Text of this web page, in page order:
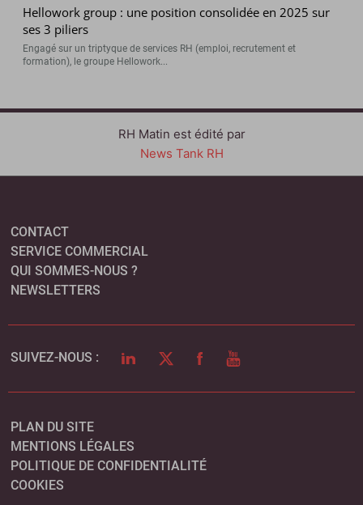
Hellowork group : une position consolidée en 2025 sur
ses 3 piliers
Engagé sur un triptyque de services RH (emploi, recrutement et
formation), le groupe Hellowork...
RH Matin est édité par
News Tank RH
CONTACT
SERVICE COMMERCIAL
QUI SOMMES-NOUS ?
NEWSLETTERS
SUIVEZ-NOUS : LINKEDINTWITTERFACEBOOK
YOUTUBE
PLAN DU SITE
MENTIONS LÉGALES
POLITIQUE DE CONFIDENTIALITÉ
COOKIES